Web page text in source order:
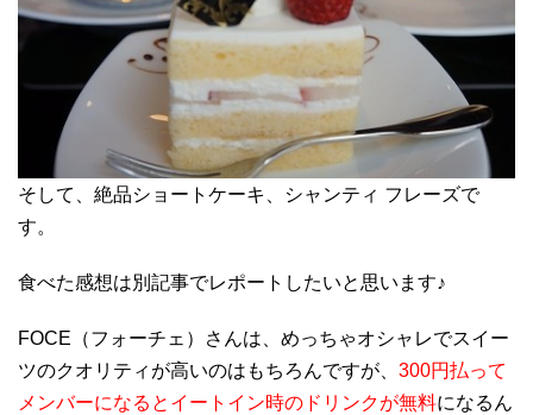
そして、絶品ショートケーキ、シャンティ フレーズで
す。
食べた感想は別記事でレポートしたいと思います♪
FOCE（フォーチェ）さんは、めっちゃオシャレでスイー
ツのクオリティが高いのはもちろんですが、 300円払って
メンバーになるとイートイン時のドリンクが無料になるん